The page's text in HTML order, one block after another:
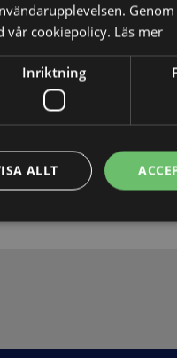
vår cookiepolicy. Läs mer
Inriktning
ALLT